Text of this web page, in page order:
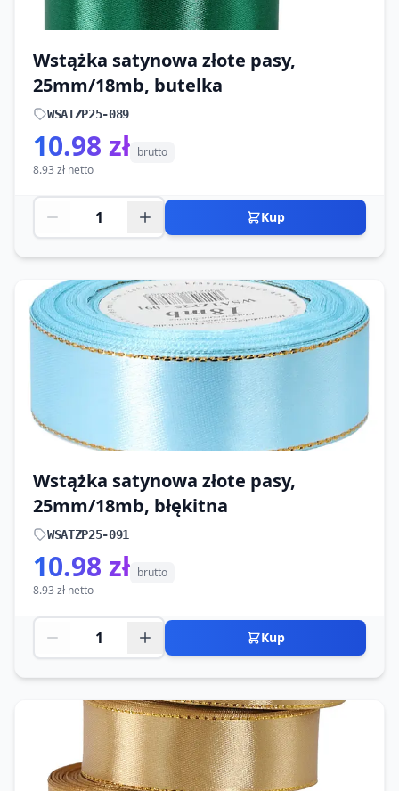
Wstążka satynowa złote pasy,
25mm/18mb, butelka
WSATZP25-089
10.98 zł brutto
8.93 zł netto
Kup
Wstążka satynowa złote pasy,
25mm/18mb, błękitna
WSATZP25-091
10.98 zł brutto
8.93 zł netto
Kup